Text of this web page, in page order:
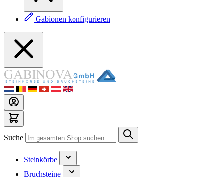
Gabionen konfigurieren
Suche
Steinkörbe
Bruchsteine